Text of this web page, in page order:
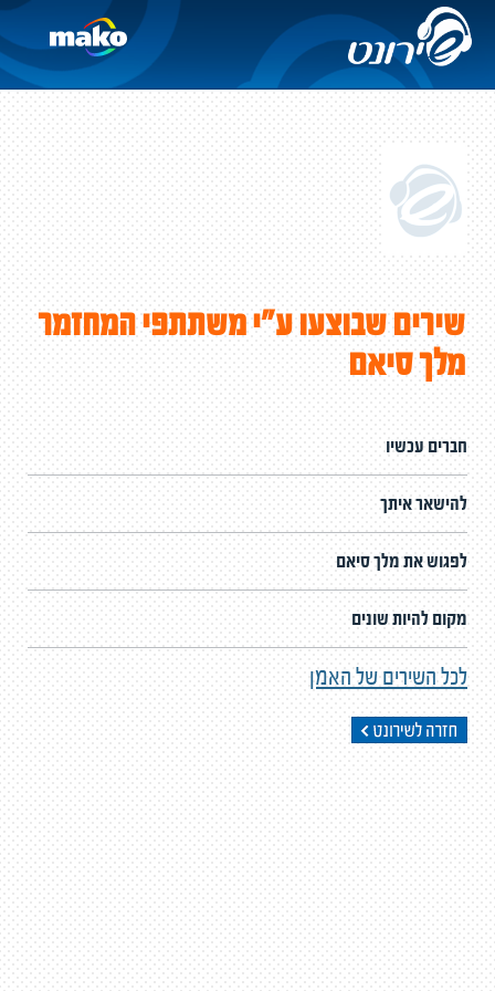
שירים שבוצעו ע"י משתתפי המחזמר
מלך סיאם
חברים עכשיו
להישאר איתך
לפגוש את מלך סיאם
מקום להיות שונים
לכל השירים של האמן